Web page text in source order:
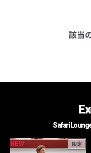
該当
Safari
NEW 限定